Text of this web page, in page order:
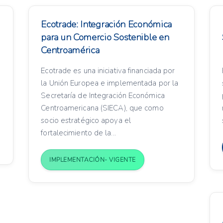
Ecotrade: Integración Económica
para un Comercio Sostenible en
Centroamérica
Ecotrade es una iniciativa financiada por
la Unión Europea e implementada por la
Secretaría de Integración Económica
Centroamericana (SIECA), que como
socio estratégico apoya el
fortalecimiento de la...
IMPLEMENTACIÓN- VIGENTE